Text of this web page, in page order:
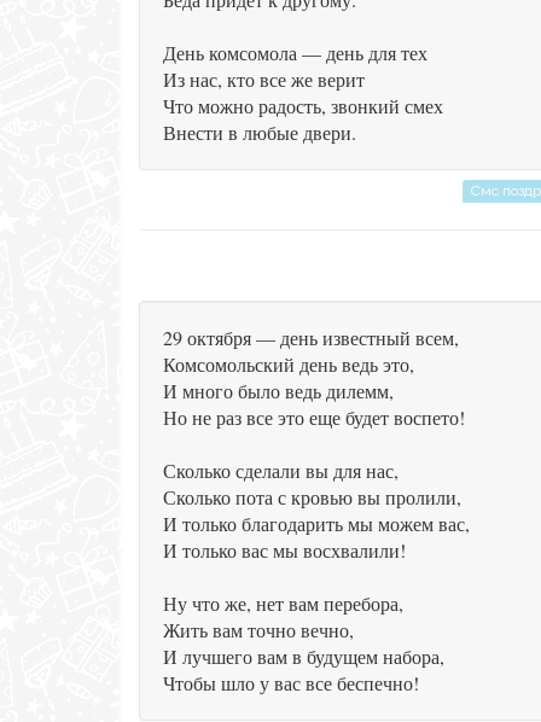
День комсомола — день для тех
Из нас, кто все же верит
Что можно радость, звонкий смех
Внести в любые двери.
Смс
29 октября — день известный всем,
Комсомольский день ведь это,
И много было ведь дилемм,
Но не раз все это еще будет воспето!
Сколько сделали вы для нас,
Сколько пота с кровью вы пролили,
И только благодарить мы можем вас,
И только вас мы восхвалили!
Ну что же, нет вам перебора,
Жить вам точно вечно,
И лучшего вам в будущем набора,
Чтобы шло у вас все беспечно!